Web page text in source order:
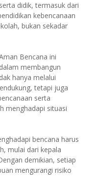
didik, termasuk dari
kebencanaan
bukan sekadar
Bencana ini
membangun
hanya melalui
tetapi juga
serta
menghadapi situasi
bencana harus
mulai dari kepala
demikian, setiap
mengurangi risiko